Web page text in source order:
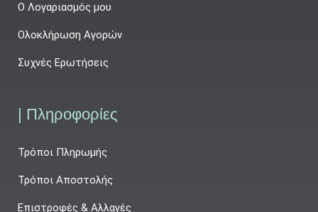
Ο Λογαριασμός μου
Ολοκλήρωση Αγορών
Συχνές Ερωτήσεις
| Πληροφορίες
Τρόποι Πληρωμής
Τρόποι Αποστολής
Επιστροφές & Αλλαγές